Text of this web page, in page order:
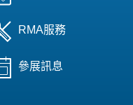
RMA服務
參展訊息